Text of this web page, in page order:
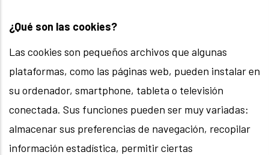
¿Qué son las cookies?
Las cookies son pequeños archivos que algunas
plataformas, como las páginas web, pueden instalar en
su ordenador, smartphone, tableta o televisión
conectada. Sus funciones pueden ser muy variadas:
almacenar sus preferencias de navegación, recopilar
información estadística, permitir ciertas